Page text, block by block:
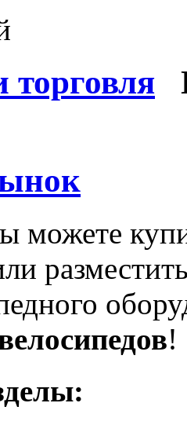
торговля
можете
!